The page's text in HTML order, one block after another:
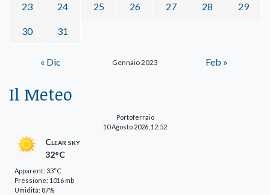
Gennaio 2023
23 24 25 26 27 28 29
30 31
« Dic Feb »
Il Meteo
Portoferraio
10 Agosto 2026, 12:52
Clear sky
32°C
Apparent: 33°C
Pressione: 1016 mb
Umidità: 87%